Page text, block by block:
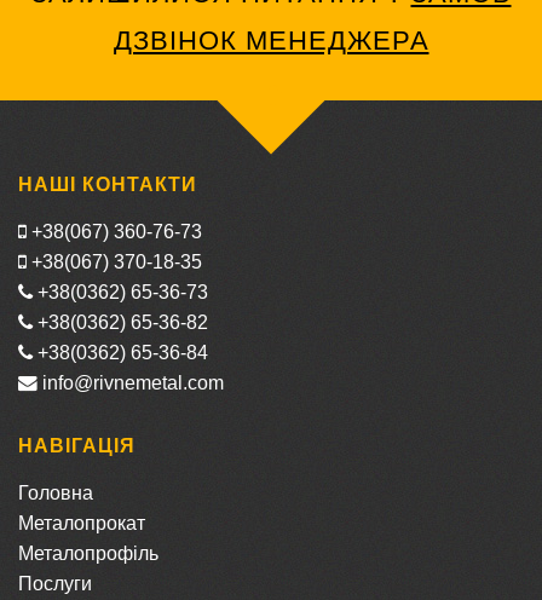
ДЗВІНОК МЕНЕДЖЕРА
НАШІ КОНТАКТИ
+38(067) 360-76-73
+38(067) 370-18-35
+38(0362) 65-36-73
+38(0362) 65-36-82
+38(0362) 65-36-84
info@rivnemetal.com
НАВІГАЦІЯ
Головна
Металопрокат
Металопрофіль
Послуги